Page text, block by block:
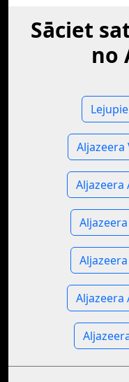
Sāciet
no
Aljazeera
Aljazeera
Aljazeera